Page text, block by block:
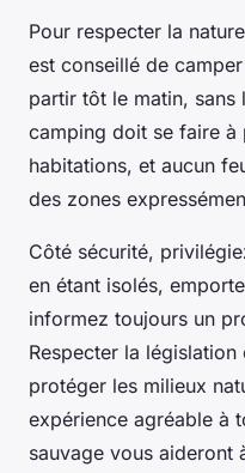
Pour respecter la
est conseillé de
partir tôt le matin, sans
camping doit se faire à
habitations, et aucun
des zones
Côté sécurité,
en étant isolés,
informez toujours un
Respecter la législation
protéger les milieux
expérience agréable à
sauvage vous aideront